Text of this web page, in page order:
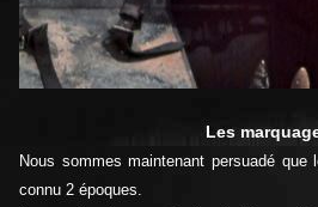
Les
Nous sommes maintenant persuadé que
connu 2 époques.